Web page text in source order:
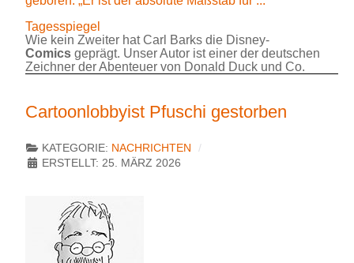
Tagesspiegel
Wie kein Zweiter hat Carl Barks die Disney-
Comics geprägt. Unser Autor ist einer der deutschen
Zeichner der Abenteuer von Donald Duck und Co.
Cartoonlobbyist Pfuschi gestorben
KATEGORIE: NACHRICHTEN
ERSTELLT: 25. MÄRZ 2026